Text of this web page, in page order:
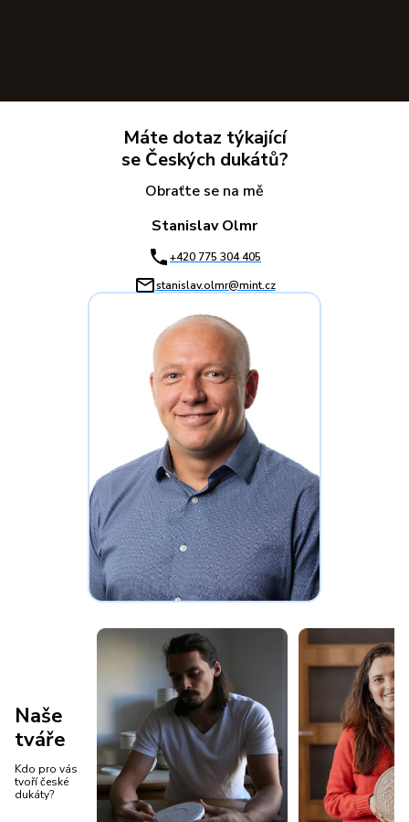
Máte dotaz týkající
se Českých dukátů?
Obraťte se na mě
Stanislav Olmr
+420 775 304 405
stanislav.olmr@mint.cz
Naše
tváře
Kdo pro vás
tvoří české
dukáty?